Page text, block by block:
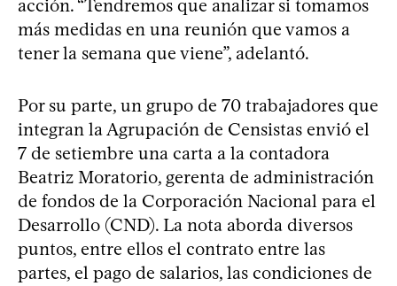
acción. “Tendremos que analizar si tomamos
más medidas en una reunión que vamos a
tener la semana que viene”, adelantó.
Por su parte, un grupo de 70 trabajadores que
integran la Agrupación de Censistas envió el
7 de setiembre una carta a la contadora
Beatriz Moratorio, gerenta de administración
de fondos de la Corporación Nacional para el
Desarrollo (CND). La nota aborda diversos
puntos, entre ellos el contrato entre las
partes, el pago de salarios, las condiciones de